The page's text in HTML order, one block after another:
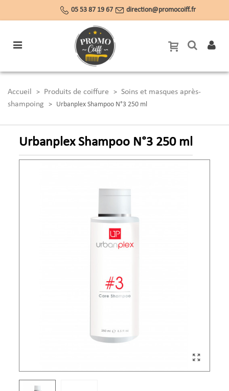
05 53 87 19 67 direction@promocoiff.fr
Accueil > Produits de coiffure > Soins et masques après-
shampoing
> Urbanplex Shampoo N°3 250 ml
Urbanplex Shampoo N°3 250 ml